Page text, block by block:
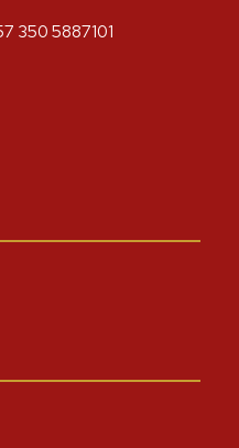
350 5887101